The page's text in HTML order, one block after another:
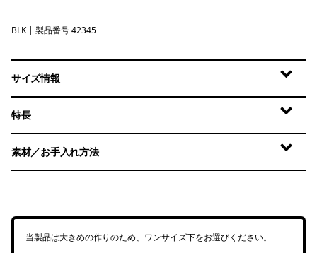
Black
BLK | 製品番号 42345
サイズ情報
特長
素材／お手入れ方法
当製品は大きめの作りのため、ワンサイズ下をお選びください。